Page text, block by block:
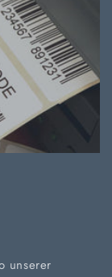
unserer